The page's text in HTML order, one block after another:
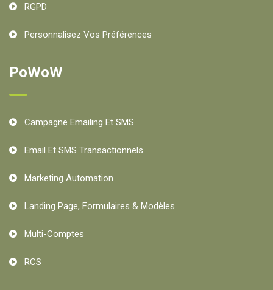
RGPD
Personnalisez Vos Préférences
PoWoW
Campagne Emailing Et SMS
Email Et SMS Transactionnels
Marketing Automation
Landing Page, Formulaires & Modèles
Multi-Comptes
RCS